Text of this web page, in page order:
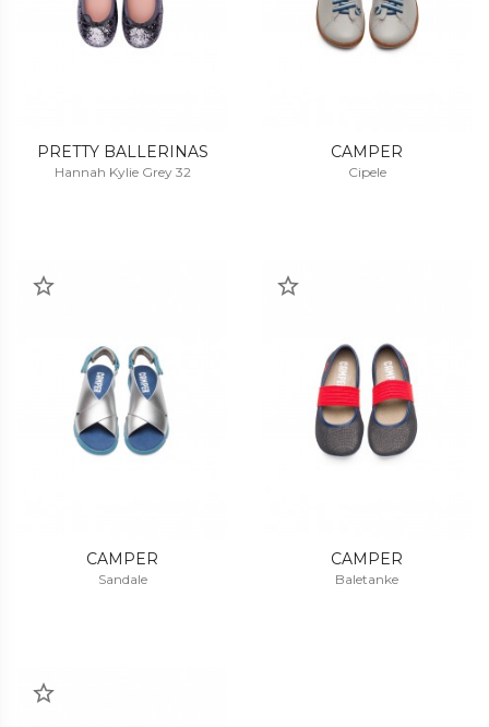
PRETTY BALLERINAS
Hannah Kylie Grey 32
CAMPER
Cipele
CAMPER
Sandale
CAMPER
Baletanke